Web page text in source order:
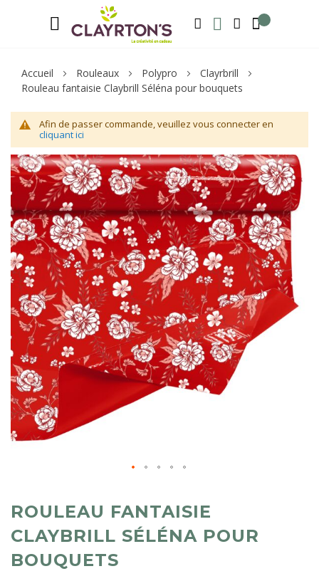
RECHERCHER MA LISTE D'ENVIE MON COMPTE
Accueil Rouleaux Polypro
Clayrbrill
Rouleau fantaisie Claybrill Séléna pour bouquets
Afin de passer commande, veuillez vous connecter en
cliquant ici
Skip
to
the
end
of
the
images
gallery
ROULEAU FANTAISIE
CLAYBRILL SÉLÉNA POUR
BOUQUETS